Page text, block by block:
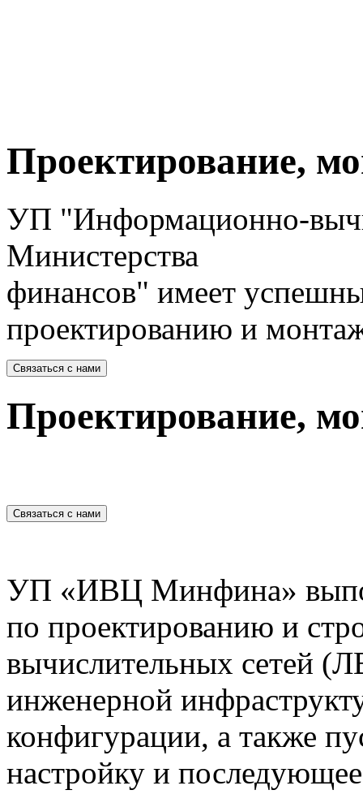
Проектирование,
УП "Информационно-
Министерства
финансов" имеет
проектированию и
Связаться с нами
Проектирование,
Связаться с нами
УП «ИВЦ Минфина»
по проектированию и
вычислительных сетей
инженерной
конфигурации, а также
настройку и